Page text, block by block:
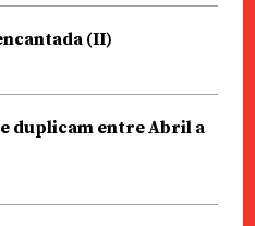
(II)
duplicam entre Abril a